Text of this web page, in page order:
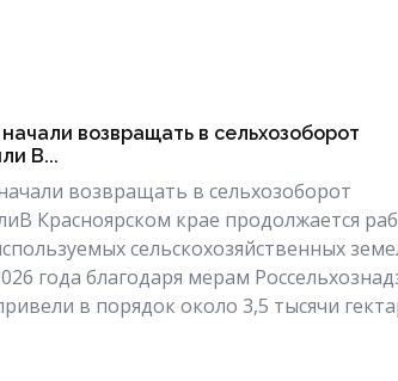
возвращать в сельхозоборот
В...
возвращать в сельхозоборот
Красноярском крае продолжается
сельскохозяйственных
года благодаря мерам
в порядок около 3,5 тысячи